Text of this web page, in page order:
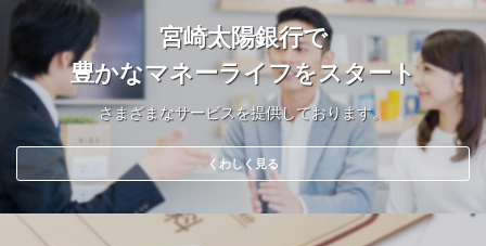
宮崎太陽銀行で
豊かなマネーライフをスタート
さまざまなサービスを提供しております。
くわしく見る